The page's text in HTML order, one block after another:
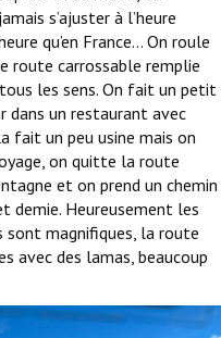
s’ajuster à l’heure
qu’en France… On roule
route carrossable remplie
les sens. On fait un petit
dans un restaurant avec
fait un peu usine mais on
on quitte la route
et on prend un chemin
demie. Heureusement les
sont magnifiques, la route
avec des lamas, beaucoup